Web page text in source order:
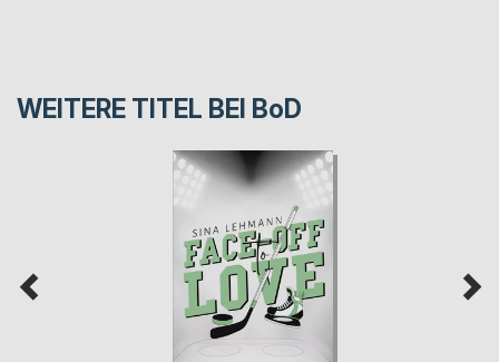
WEITERE TITEL BEI BoD